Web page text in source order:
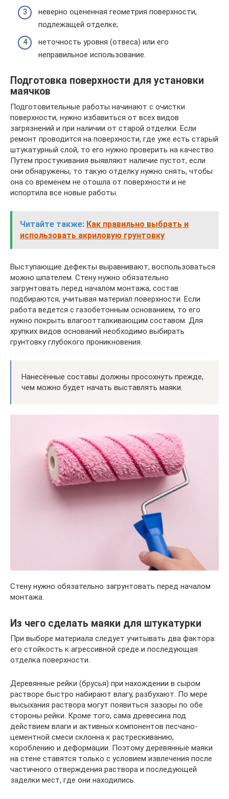
неверно оцененная геометрия поверхности,
подлежащей отделке;
неточность уровня (отвеса) или его
неправильное использование.
Подготовка поверхности для установки
маячков
Подготовительные работы начинают с очистки
поверхности, нужно избавиться от всех видов
загрязнений и при наличии от старой отделки. Если
ремонт проводится на поверхности, где уже есть старый
штукатурный слой, то его нужно проверить на качество.
Путем простукивания выявляют наличие пустот, если
они обнаружены, то такую отделку нужно снять, чтобы
она со временем не отошла от поверхности и не
испортила все новые работы.
Читайте также: Как правильно выбрать и
использовать акриловую грунтовку
Выступающие дефекты выравнивают, воспользоваться
можно шпателем. Стену нужно обязательно
загрунтовать перед началом монтажа, состав
подбираются, учитывая материал поверхности. Если
работа ведется с газобетонным основанием, то его
нужно покрыть влагоотталкивающим составом. Для
хрупких видов оснований необходимо выбирать
грунтовку глубокого проникновения.
Нанесённые составы должны просохнуть прежде,
чем можно будет начать выставлять маяки.
Стену нужно обязательно загрунтовать перед началом
монтажа.
Из чего сделать маяки для штукатурки
При выборе материала следует учитывать два фактора:
его стойкость к агрессивной среде и последующая
отделка поверхности.
Деревянные рейки (брусья) при нахождении в сыром
растворе быстро набирают влагу, разбухают. По мере
высыхания раствора могут появиться зазоры по обе
стороны рейки. Кроме того, сама древесина под
действием влаги и активных компонентов песчано-
цементной смеси склонна к растрескиванию,
короблению и деформации. Поэтому деревянные маяки
на стене ставятся только с условием извлечения после
частичного отверждения раствора и последующей
заделки мест, где они находились.